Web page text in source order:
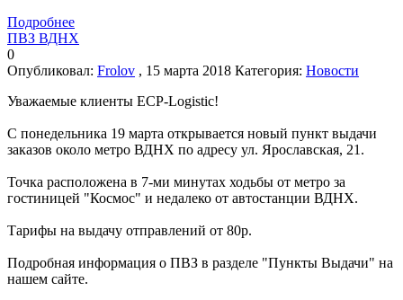
Подробнее
ПВЗ ВДНХ
0
Опубликовал: Frolov , 15 марта 2018 Категория: Новости
Уважаемые клиенты ECP-Logistic!
С понедельника 19 марта открывается новый пункт выдачи
заказов около метро ВДНХ по адресу ул. Ярославская, 21.
Точка расположена в 7-ми минутах ходьбы от метро за
гостиницей "Космос" и недалеко от автостанции ВДНХ.
Тарифы на выдачу отправлений от 80р.
Подробная информация о ПВЗ в разделе "Пункты Выдачи" на
нашем сайте.